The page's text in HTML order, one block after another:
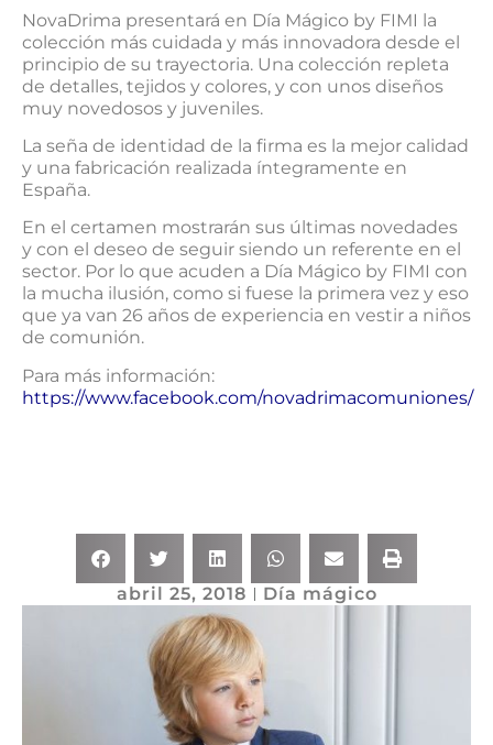
abril 25, 2018 Día mágico
NovaDrima presentará en Día Mágico by FIMI la
colección más cuidada y más innovadora desde el
principio de su trayectoria. Una colección repleta
de detalles, tejidos y colores, y con unos diseños
muy novedosos y juveniles.
La seña de identidad de la firma es la mejor calidad
y una fabricación realizada íntegramente en
España.
En el certamen mostrarán sus últimas novedades
y con el deseo de seguir siendo un referente en el
sector. Por lo que acuden a Día Mágico by FIMI con
la mucha ilusión, como si fuese la primera vez y eso
que ya van 26 años de experiencia en vestir a niños
de comunión.
Para más información:
https://www.facebook.com/novadrimacomuniones/